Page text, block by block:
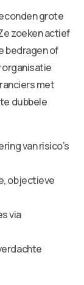
grote
zoeken actief
bedragen of
met
dubbele
van risico’s
objectieve
via